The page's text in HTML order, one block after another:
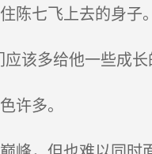
七飞上去的身子。
多给他一些成长
许多。